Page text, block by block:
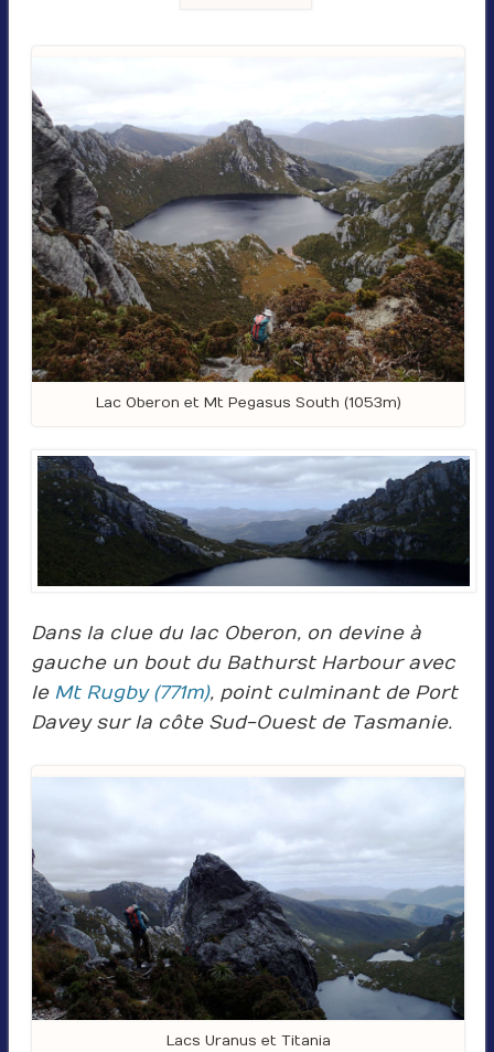
Lac Oberon et Mt Pegasus South (1053m)
Dans la clue du lac Oberon, on devine à
gauche un bout du Bathurst Harbour avec
le Mt Rugby (771m), point culminant de Port
Davey sur la côte Sud-Ouest de Tasmanie.
Lacs Uranus et Titania